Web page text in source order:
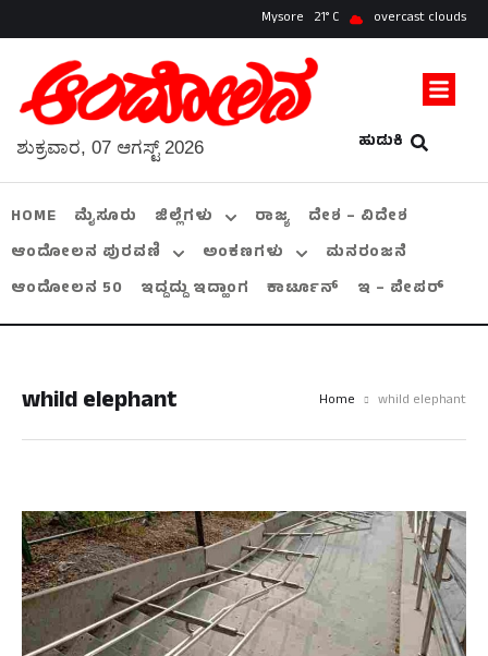
Mysore 21 overcast clouds
ಹುಡುಕಿ
ಶುಕ್ರವಾರ, 07 ಆಗಸ್ಟ್ 2026
HOME ಮೈಸೂರು ಜಿಲ್ಲೆಗಳು ರಾಜ್ಯ
ದೇಶ – ವಿದೇಶ
ಆಂದೋಲನ ಪುರವಣಿ
ಅಂಕಣಗಳು
ಮನರಂಜನೆ
ಆಂದೋಲನ 50
ಇದ್ದದ್ದು ಇದ್ಹಾಂಗ ಕಾರ್ಟೂನ್ ಇ – ಪೇಪರ್
whild elephant Home whild elephant